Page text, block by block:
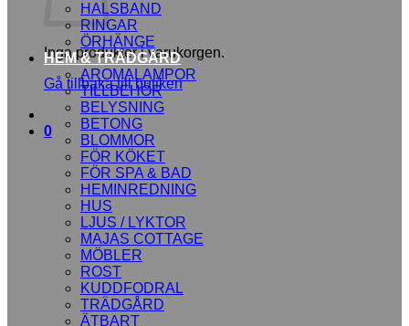
Inga produkter i varukorgen.
Gå tillbaka till butiken
0
HALSBAND
RINGAR
ÖRHÄNGE
HEM & TRÄDGÅRD
AROMALAMPOR
TILLBEHÖR
BELYSNING
BETONG
BLOMMOR
FÖR KÖKET
FÖR SPA & BAD
HEMINREDNING
HUS
LJUS / LYKTOR
MAJAS COTTAGE
MÖBLER
ROST
KUDDFODRAL
TRÄDGÅRD
ÄTBART